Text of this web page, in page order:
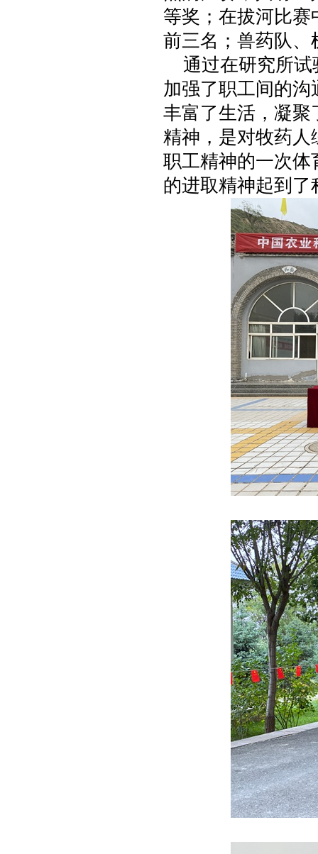
等奖；在拔河比
前三名；兽药队、
通过在研究所试
加强了职工间的
丰富了生活，凝聚
精神，是对牧药人
职工精神的一次体
的进取精神起到